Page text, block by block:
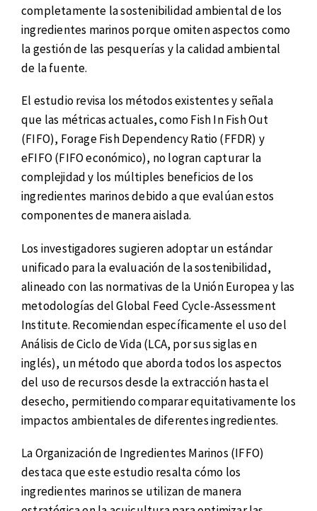
completamente la sostenibilidad ambiental de los
ingredientes marinos porque omiten aspectos como
la gestión de las pesquerías y la calidad ambiental
de la fuente.
El estudio revisa los métodos existentes y señala
que las métricas actuales, como Fish In Fish Out
(FIFO), Forage Fish Dependency Ratio (FFDR) y
eFIFO (FIFO económico), no logran capturar la
complejidad y los múltiples beneficios de los
ingredientes marinos debido a que evalúan estos
componentes de manera aislada.
Los investigadores sugieren adoptar un estándar
unificado para la evaluación de la sostenibilidad,
alineado con las normativas de la Unión Europea y las
metodologías del Global Feed Cycle-Assessment
Institute. Recomiendan específicamente el uso del
Análisis de Ciclo de Vida (LCA, por sus siglas en
inglés), un método que aborda todos los aspectos
del uso de recursos desde la extracción hasta el
desecho, permitiendo comparar equitativamente los
impactos ambientales de diferentes ingredientes.
La Organización de Ingredientes Marinos (IFFO)
destaca que este estudio resalta cómo los
ingredientes marinos se utilizan de manera